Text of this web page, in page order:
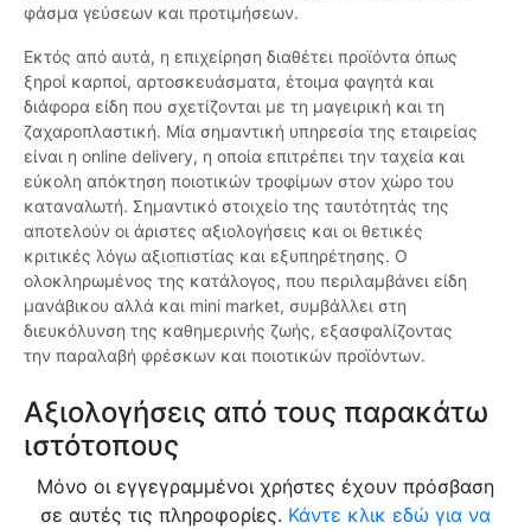
φάσμα γεύσεων και προτιμήσεων.
Εκτός από αυτά, η επιχείρηση διαθέτει προϊόντα όπως
ξηροί καρποί, αρτοσκευάσματα, έτοιμα φαγητά και
διάφορα είδη που σχετίζονται με τη μαγειρική και τη
ζαχαροπλαστική. Μία σημαντική υπηρεσία της εταιρείας
είναι η online delivery, η οποία επιτρέπει την ταχεία και
εύκολη απόκτηση ποιοτικών τροφίμων στον χώρο του
καταναλωτή. Σημαντικό στοιχείο της ταυτότητάς της
αποτελούν οι άριστες αξιολογήσεις και οι θετικές
κριτικές λόγω αξιοπιστίας και εξυπηρέτησης. Ο
ολοκληρωμένος της κατάλογος, που περιλαμβάνει είδη
μανάβικου αλλά και mini market, συμβάλλει στη
διευκόλυνση της καθημερινής ζωής, εξασφαλίζοντας
την παραλαβή φρέσκων και ποιοτικών προϊόντων.
Αξιολογήσεις από τους παρακάτω
ιστότοπους
Μόνο οι εγγεγραμμένοι χρήστες έχουν πρόσβαση
σε αυτές τις πληροφορίες. Κάντε κλικ εδώ για να